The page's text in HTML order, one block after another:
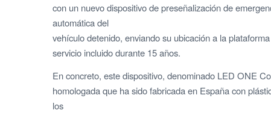
con un nuevo dispositivo de preseñalización de
automática del
vehículo detenido, enviando su ubicación a la
servicio incluido durante 15 años.
En concreto, este dispositivo, denominado LED ONE
homologada que ha sido fabricada en España con
los